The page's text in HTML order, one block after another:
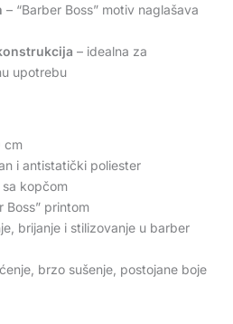
– “Barber Boss” motiv naglašava
– idealna za
upotrebu
cm
i antistatički poliester
kopčom
printom
brijanje i stilizovanje u barber
brzo sušenje, postojane boje